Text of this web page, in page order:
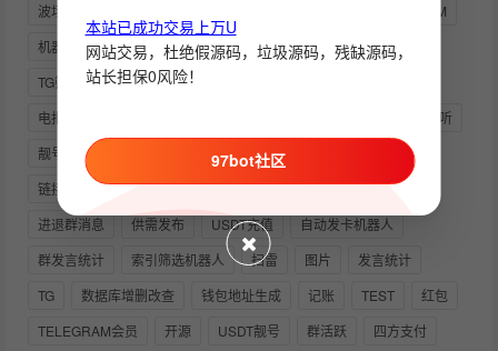
波场靓号
NPM
机器人源码
自动 自助 123 按钮回调
发送图片
TG筛子TG骰子TG快3游戏
电报群
消息监听
靓号生成
营销助手 自助供需
钱包模块
链接
UNIAPP PYTHON 快三
SSR代理软件
进退群消息
供需发布 USDT充值
自动发卡机器人
群发言统计
索引筛选机器人 扫雷 图片
发言统计
TG
数据库增删改查 钱包地址生成 记账 TEST
红包
TELEGRAM会员
开源 USDT靓号 群活跃 四方支付
本站已成功交易上万U
网站交易，杜绝假源码，垃圾源码，残缺源码，
站长担保0风险！
97bot社区